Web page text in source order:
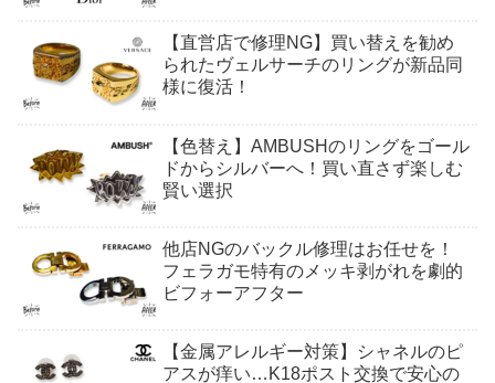
【直営店で修理NG】買い替えを勧め
られたヴェルサーチのリングが新品同
様に復活！
【色替え】AMBUSHのリングをゴール
ドからシルバーへ！買い直さず楽しむ
賢い選択
他店NGのバックル修理はお任せを！
フェラガモ特有のメッキ剥がれを劇的
ビフォーアフター
【金属アレルギー対策】シャネルのピ
アスが痒い…K18ポスト交換で安心の